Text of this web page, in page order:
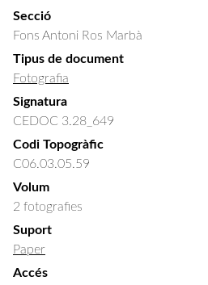
Secció
Fons Antoni Ros Marbà
Tipus de document
Fotografia
Signatura
CEDOC 3.28_649
Codi Topogràfic
C06.03.05.59
Volum
2 fotografies
Suport
Paper
Accés